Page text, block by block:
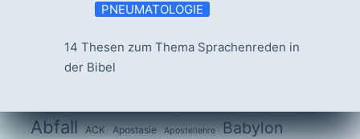
PNEUMATOLOGIE
14 Thesen zum Thema Sprachenreden in
der Bibel
Abfall ACK Apostasie Apostellehre Babylon